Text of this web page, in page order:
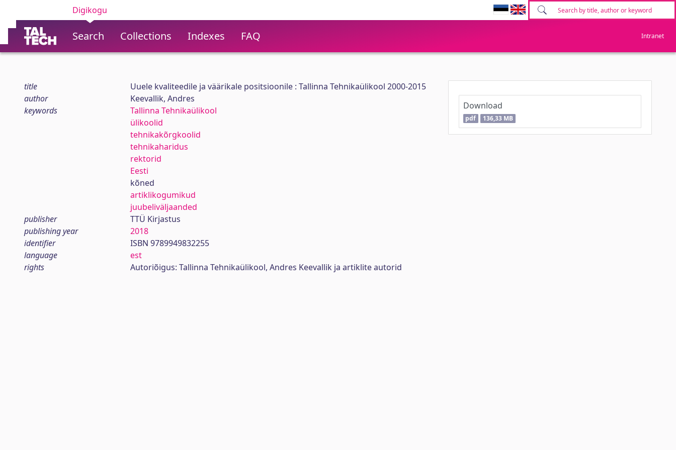
Digikogu
Search Collections Indexes FAQ Intranet
title
Uuele kvaliteedile ja väärikale positsioonile : Tallinna Tehnikaülikool 2000-2015
author
Keevallik, Andres
keywords
Tallinna Tehnikaülikool
ülikoolid
tehnikakõrgkoolid
tehnikaharidus
rektorid
Eesti
kõned
artiklikogumikud
juubeliväljaanded
publisher
TTÜ Kirjastus
publishing year
2018
identifier
ISBN 9789949832255
language
est
rights
Autoriõigus: Tallinna Tehnikaülikool, Andres Keevallik ja artiklite autorid
Download
pdf 136,33 MB